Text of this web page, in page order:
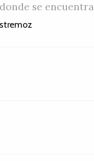
se encuentra